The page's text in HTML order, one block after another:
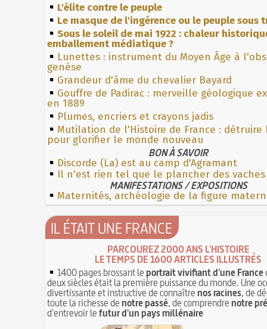
L'élite contre le peuple
Le masque de l'ingérence ou le peuple sous
Sous le soleil de mai 1922 : chaleur
emballement médiatique ?
Lunettes : instrument du Moyen Âge à
genèse
Grandeur d'âme du chevalier Bayard
Gouffre de Padirac : merveille géologique
en 1889
Plumes, encriers et crayons jadis
Mutilation de l'Histoire de France : détruire
pour glorifier le monde nouveau
BON À SAVOIR
Discorde (La) est au camp d'Agramant
Il n'est rien tel que le plancher des vaches
MANIFESTATIONS / EXPOSITIONS
Maternités, archéologie de la figure
IL ÉTAIT UNE FRANCE
PARCOUREZ 2000 ANS L'HISTOIRE
LE TEMPS DE 1600 ARTICLES ILLUSTRÉS
1400 pages brossant leportrait vivifiant d'une France
deux siècles était la première puissance du monde. Une
divertissante et instructive de connaîtrenos racines, de
toute la richesse denotre passé, de comprendrenotre
d'entrevoir lefutur d'un pays millénaire